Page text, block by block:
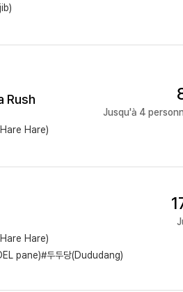
Rush
Hare)
Jusqu'à 4
Hare)
pane)#두두당(Dududang)